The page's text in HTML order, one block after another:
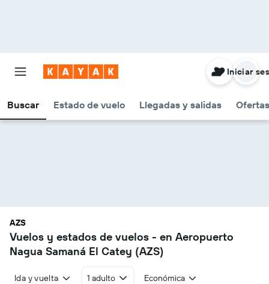
Buscar Estado de vuelo Llegadas y salidas Ofertas
Iniciar
AZS
Vuelos y estados de vuelos - en Aeropuerto
Nagua Samaná El Catey (AZS)
Ida y vuelta 1 adulto Económica